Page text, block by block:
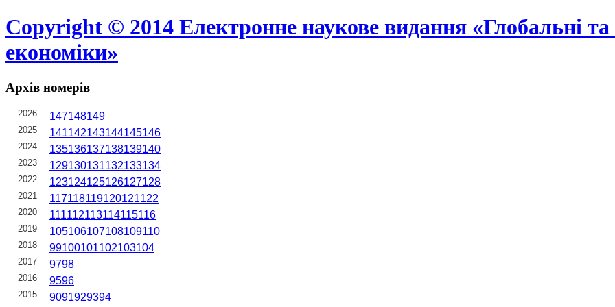
Copyright © 2014 Електронне наукове видання «Глобальні
економіки»
Архів номерів
2026 147148149
2025 141142143144145146
2024 135136137138139140
2023 129130131132133134
2022 123124125126127128
2021 117118119120121122
2020 111112113114115116
2019 105106107108109110
2018 99100101102103104
2017 9798
2016 9596
2015 9091929394